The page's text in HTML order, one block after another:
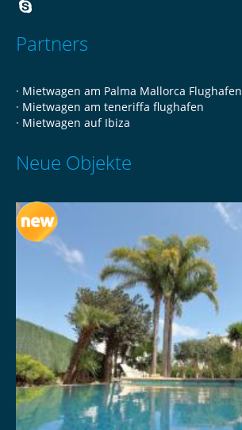
Partners
· Mietwagen am Palma Mallorca Flughafen
· Mietwagen am teneriffa flughafen
· Mietwagen auf Ibiza
Neue Objekte